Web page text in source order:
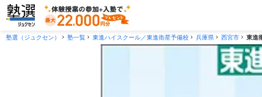
塾選（ジュクセン） 塾一覧 東進ハイスクール／東進衛星予備校 兵庫県 西宮市 東進